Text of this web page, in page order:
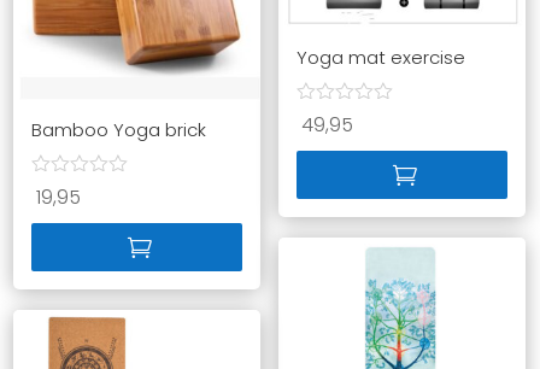
Yoga mat exercise
49,95
Bamboo Yoga brick
19,95